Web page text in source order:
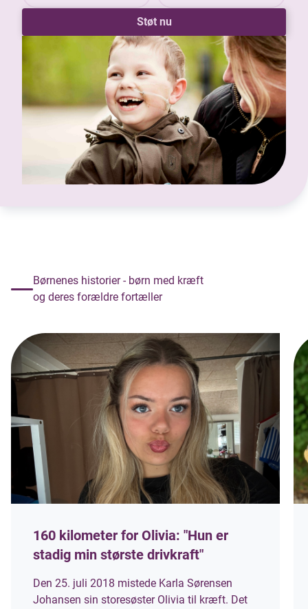
Støt nu
Børnenes historier - børn med kræft
og deres forældre fortæller
160 kilometer for Olivia: "Hun er
stadig min største drivkraft"
Den 25. juli 2018 mistede Karla Sørensen
Johansen sin storesøster Olivia til kræft. Det